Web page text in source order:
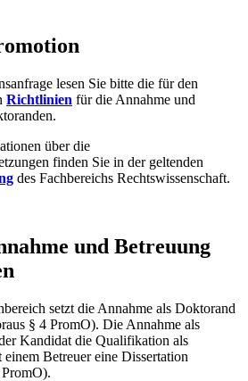
lesen Sie bitte die für den
Richtlinien für die Annahme und
über die
finden Sie in der geltenden
des Fachbereichs Rechtswissenschaft.
und Betreuung
setzt die Annahme als Doktorand
§ 4 PromO). Die Annahme als
Kandidat die Qualifikation als
Betreuer eine Dissertation